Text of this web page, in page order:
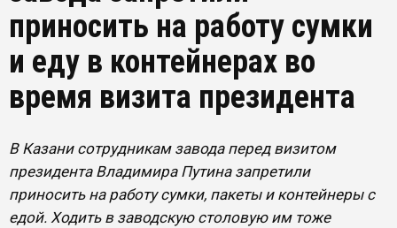
приносить на работу сумки
и еду в контейнерах во
время визита президента
В Казани сотрудникам завода перед визитом
президента Владимира Путина запретили
приносить на работу сумки, пакеты и контейнеры с
едой. Ходить в заводскую столовую им тоже